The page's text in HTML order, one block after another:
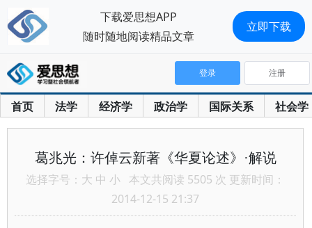
首页 法学 经济学 政治学 国际关系 社会学
登录 注册
葛兆光：许倬云新著《华夏论述》·解说
选择字号： 大 中 小 本文共阅读 5505 次 更新时间：
2014-12-15 21:37
下载爱思想APP
随时随地阅读精品文章
立即下载